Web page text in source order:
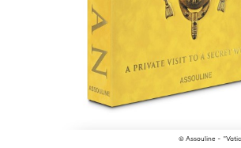
© Assouline -